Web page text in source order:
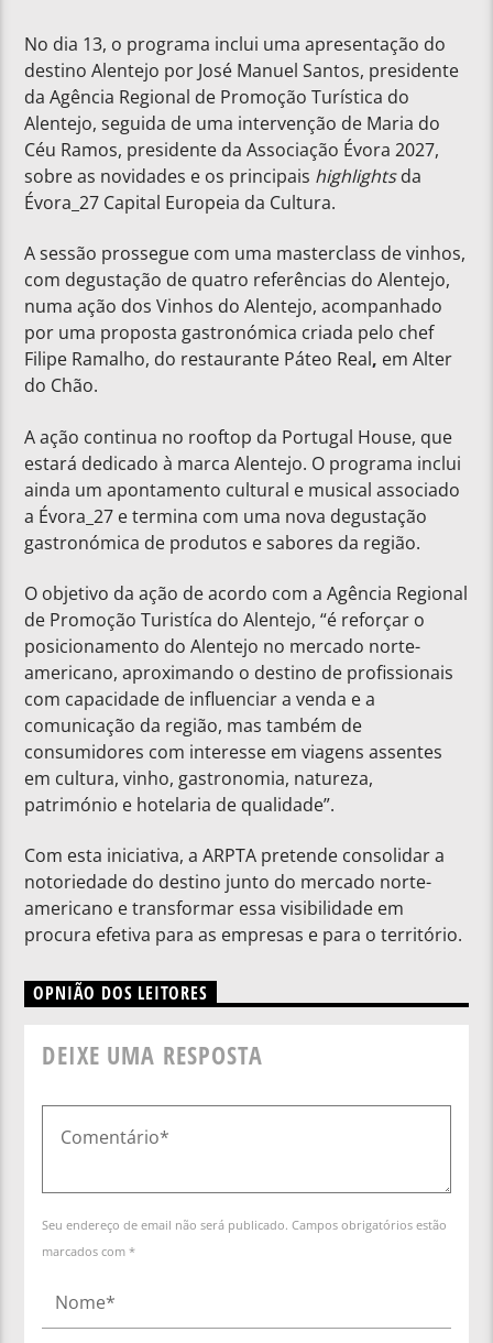
No dia 13, o programa inclui uma apresentação do
destino Alentejo por José Manuel Santos, presidente
da Agência Regional de Promoção Turística do
Alentejo, seguida de uma intervenção de Maria do
Céu Ramos, presidente da Associação Évora 2027,
sobre as novidades e os principais highlightsda
Évora_27 Capital Europeia da Cultura.
A sessão prossegue com uma masterclass de vinhos,
com degustação de quatro referências do Alentejo,
numa ação dos Vinhos do Alentejo, acompanhado
por uma proposta gastronómica criada pelo chef
Filipe Ramalho, do restaurante Páteo Real, em Alter
do Chão.
A ação continua no rooftop da Portugal House, que
estará dedicado à marca Alentejo. O programa inclui
ainda um apontamento cultural e musical associado
a Évora_27 e termina com uma nova degustação
gastronómica de produtos e sabores da região.
O objetivo da ação de acordo com a Agência Regional
de Promoção Turistíca do Alentejo, “é reforçar o
posicionamento do Alentejo no mercado norte-
americano, aproximando o destino de profissionais
com capacidade de influenciar a venda e a
comunicação da região, mas também de
consumidores com interesse em viagens assentes
em cultura, vinho, gastronomia, natureza,
património e hotelaria de qualidade”.
Com esta iniciativa, a ARPTA pretende consolidar a
notoriedade do destino junto do mercado norte-
americano e transformar essa visibilidade em
procura efetiva para as empresas e para o território.
OPNIÃO DOS LEITORES
DEIXE UMA RESPOSTA
Seu endereço de email não será publicado. Campos obrigatórios estão
marcados com *